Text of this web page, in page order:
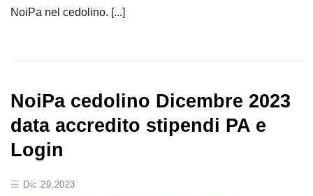
NoiPa nel cedolino. [...]
NoiPa cedolino Dicembre 2023
data accredito stipendi PA e
Login
Dic 29,2023